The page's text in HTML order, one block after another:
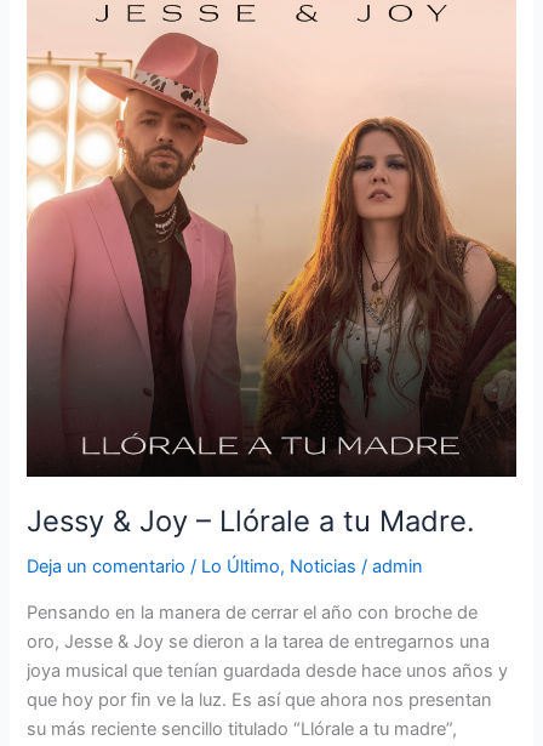
Jessy & Joy – Llórale a tu Madre.
Deja un comentario / Lo Último, Noticias /admin
Pensando en la manera de cerrar el año con broche de
oro, Jesse & Joy se dieron a la tarea de entregarnos una
joya musical que tenían guardada desde hace unos años y
que hoy por fin ve la luz. Es así que ahora nos presentan
su más reciente sencillo titulado “Llórale a tu madre”,
Joy
–
Llórale
a
tu
Madre.